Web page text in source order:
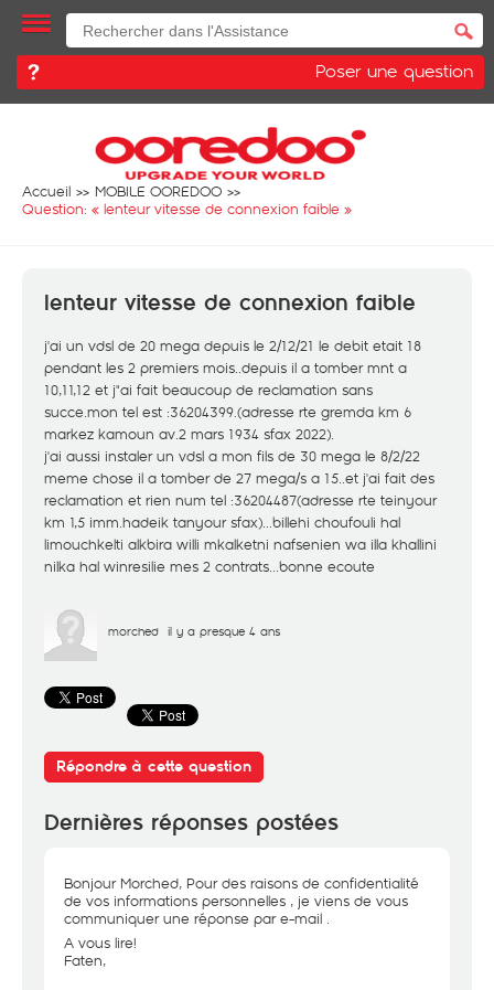
Poser une question
Accueil
MOBILE OOREDOO
Question: « lenteur vitesse de connexion faible »
lenteur vitesse de connexion faible
j'ai un vdsl de 20 mega depuis le 2/12/21 le debit etait 18
pendant les 2 premiers mois..depuis il a tomber mnt a
10,11,12 et j"ai fait beaucoup de reclamation sans
succe.mon tel est :36204399.(adresse rte gremda km 6
markez kamoun av.2 mars 1934 sfax 2022).
j'ai aussi instaler un vdsl a mon fils de 30 mega le 8/2/22
meme chose il a tomber de 27 mega/s a 15..et j'ai fait des
reclamation et rien num tel :36204487(adresse rte teinyour
km 1,5 imm.hadeik tanyour sfax)...billehi choufouli hal
limouchkelti alkbira willi mkalketni nafsenien wa illa khallini
nilka hal winresilie mes 2 contrats...bonne ecoute
morched il y a presque 4 ans
Répondre à cette question
Dernières réponses postées
Bonjour Morched, Pour des raisons de confidentialité
de vos informations personnelles , je viens de vous
communiquer une réponse par e-mail .
A vous lire!
Faten,